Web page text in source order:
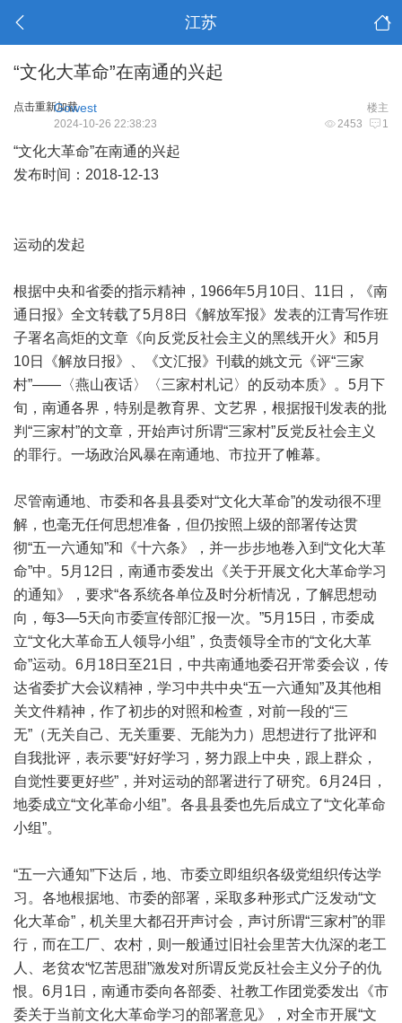
江苏
“文化大革命”在南通的兴起
点击重新加载 楼主
Gowest
2453 1
2024-10-26 22:38:23
“文化大革命”在南通的兴起
发布时间：2018-12-13
运动的发起
根据中央和省委的指示精神，1966年5月10日、11日，《南
通日报》全文转载了5月8日《解放军报》发表的江青写作班
子署名高炬的文章《向反党反社会主义的黑线开火》和5月
10日《解放日报》、《文汇报》刊载的姚文元《评“三家
村”——〈燕山夜话〉〈三家村札记〉的反动本质》。5月下
旬，南通各界，特别是教育界、文艺界，根据报刊发表的批
判“三家村”的文章，开始声讨所谓“三家村”反党反社会主义
的罪行。一场政治风暴在南通地、市拉开了帷幕。
尽管南通地、市委和各县县委对“文化大革命”的发动很不理
解，也毫无任何思想准备，但仍按照上级的部署传达贯
彻“五一六通知”和《十六条》，并一步步地卷入到“文化大革
命”中。5月12日，南通市委发出《关于开展文化大革命学习
的通知》，要求“各系统各单位及时分析情况，了解思想动
向，每3—5天向市委宣传部汇报一次。”5月15日，市委成
立“文化大革命五人领导小组”，负责领导全市的“文化大革
命”运动。6月18日至21日，中共南通地委召开常委会议，传
达省委扩大会议精神，学习中共中央“五一六通知”及其他相
关文件精神，作了初步的对照和检查，对前一段的“三
无”（无关自己、无关重要、无能为力）思想进行了批评和
自我批评，表示要“好好学习，努力跟上中央，跟上群众，
自觉性要更好些”，并对运动的部署进行了研究。6月24日，
地委成立“文化革命小组”。各县县委也先后成立了“文化革命
小组”。
“五一六通知”下达后，地、市委立即组织各级党组织传达学
习。各地根据地、市委的部署，采取多种形式广泛发动“文
化大革命”，机关里大都召开声讨会，声讨所谓“三家村”的罪
行，而在工厂、农村，则一般通过旧社会里苦大仇深的老工
人、老贫农“忆苦思甜”激发对所谓反党反社会主义分子的仇
恨。6月1日，南通市委向各部委、社教工作团党委发出《市
委关于当前文化大革命学习的部署意见》，对全市开展“文